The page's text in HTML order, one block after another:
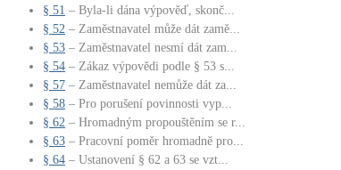
§ 51 – Byla-li dána výpověď, skonč...
§ 52 – Zaměstnavatel může dát zamě...
§ 53 – Zaměstnavatel nesmí dát zam...
§ 54 – Zákaz výpovědi podle § 53 s...
§ 57 – Zaměstnavatel nemůže dát za...
§ 58 – Pro porušení povinnosti vyp...
§ 62 – Hromadným propouštěním se r...
§ 63 – Pracovní poměr hromadně pro...
§ 64 – Ustanovení § 62 a 63 se vzt...